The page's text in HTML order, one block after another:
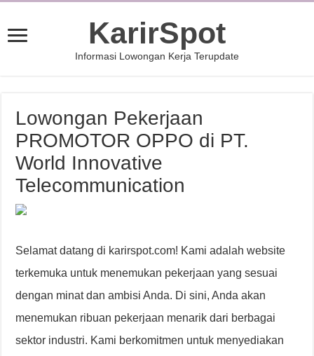
KarirSpot
Informasi Lowongan Kerja Terupdate
Lowongan Pekerjaan
PROMOTOR OPPO di PT.
World Innovative
Telecommunication
Selamat datang di karirspot.com! Kami adalah website
terkemuka untuk menemukan pekerjaan yang sesuai
dengan minat dan ambisi Anda. Di sini, Anda akan
menemukan ribuan pekerjaan menarik dari berbagai
sektor industri. Kami berkomitmen untuk menyediakan